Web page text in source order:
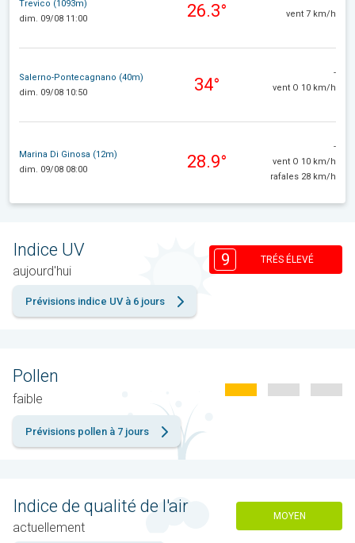
Trevico (1093m)
dim. 09/08 11:00
26.3°
vent 7 km/h
Salerno-Pontecagnano (40m)
dim. 09/08 10:50
34°
-
vent O 10 km/h
Marina Di Ginosa (12m)
dim. 09/08 08:00
28.9°
-
vent O 10 km/h
rafales 28 km/h
Indice UV
aujourd'hui
9 TRÉS ÉLEVÉ
Prévisions indice UV à 6 jours
Pollen
faible
Prévisions pollen à 7 jours
Indice de qualité de l'air
actuellement
MOYEN